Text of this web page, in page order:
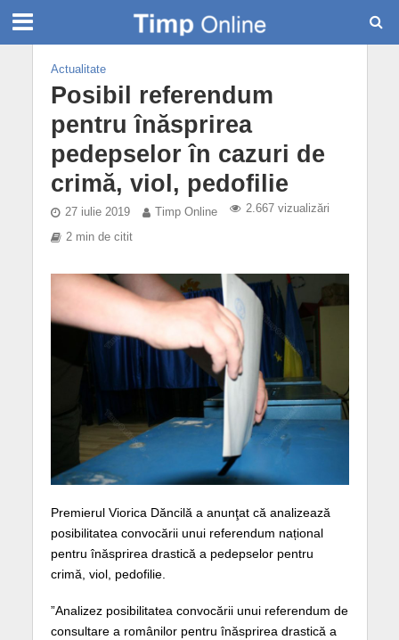
Actualitate
Posibil referendum
pentru înăsprirea
pedepselor în cazuri de
crimă, viol, pedofilie
27 iulie 2019 Timp Online 2.667 vizualizări
2 min de citit
Premierul Viorica Dăncilă a anunţat că analizează
posibilitatea convocării unui referendum național
pentru înăsprirea drastică a pedepselor pentru
crimă, viol, pedofilie.
”Analizez posibilitatea convocării unui referendum de
consultare a românilor pentru înăsprirea drastică a